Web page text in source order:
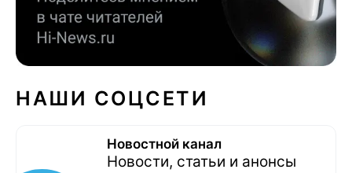
НАШИ СОЦСЕТИ
Новостной канал
Новости, статьи и анонсы